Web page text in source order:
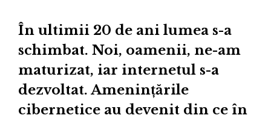
În ultimii 20 de ani lumea s-a
schimbat. Noi, oamenii, ne-am
maturizat, iar internetul s-a
dezvoltat. Amenințările
cibernetice au devenit din ce în